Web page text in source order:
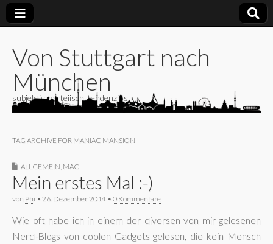
Von Stuttgart nach
München
subjektiv, parteiisch, tendenziös
TAG ARCHIVE FOR MANIAC MANSION
ALLGEMEIN MAC
Mein erstes Mal :-)
von Phi • 26. Dezember 2014 • 0 Kommentare
Wie oft habe ich in einem der diversen von mir gelesenen
Nerd-Blogs von coolen Gadgets gelesen, die kein Mensch